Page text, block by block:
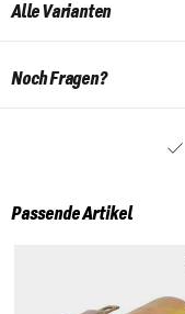
Alle Varianten
Noch Fragen?
Passende Artikel